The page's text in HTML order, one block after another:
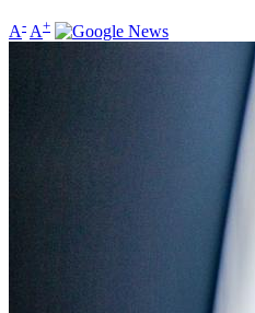
A- A+